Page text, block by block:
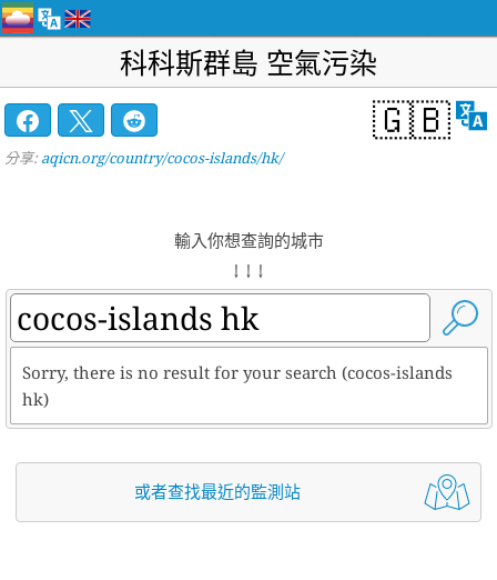
科科斯群島 空氣污染
🇬🇧
分享: aqicn.org/country/cocos-islands/hk/
輸入你想查詢的城市
↓ ↓ ↓
Sorry, there is no result for your search (cocos-islands
hk)
或者查找最近的監測站